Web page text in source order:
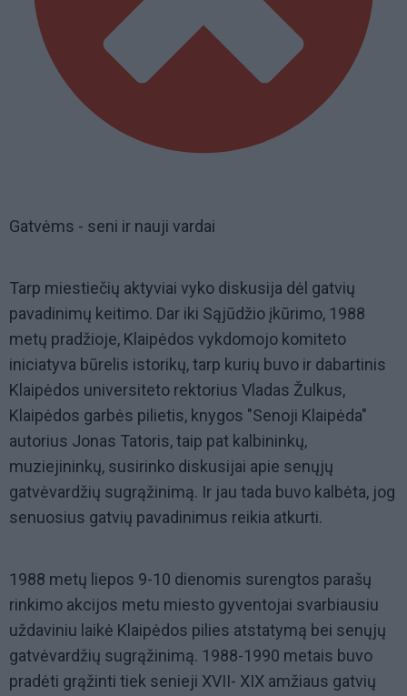
Gatvėms - seni ir nauji vardai
Tarp miestiečių aktyviai vyko diskusija dėl gatvių
pavadinimų keitimo. Dar iki Sąjūdžio įkūrimo, 1988
metų pradžioje, Klaipėdos vykdomojo komiteto
iniciatyva būrelis istorikų, tarp kurių buvo ir dabartinis
Klaipėdos universiteto rektorius Vladas Žulkus,
Klaipėdos garbės pilietis, knygos "Senoji Klaipėda"
autorius Jonas Tatoris, taip pat kalbininkų,
muziejininkų, susirinko diskusijai apie senųjų
gatvėvardžių sugrąžinimą. Ir jau tada buvo kalbėta, jog
senuosius gatvių pavadinimus reikia atkurti.
1988 metų liepos 9-10 dienomis surengtos parašų
rinkimo akcijos metu miesto gyventojai svarbiausiu
uždaviniu laikė Klaipėdos pilies atstatymą bei senųjų
gatvėvardžių sugrąžinimą. 1988-1990 metais buvo
pradėti grąžinti tiek senieji XVII- XIX amžiaus gatvių